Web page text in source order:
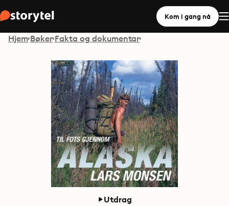
Kom i gang nå
Hjem Bøker Fakta og dokumentar
Utdrag